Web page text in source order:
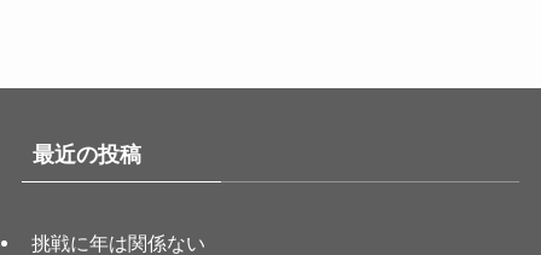
最近の投稿
挑戦に年は関係ない